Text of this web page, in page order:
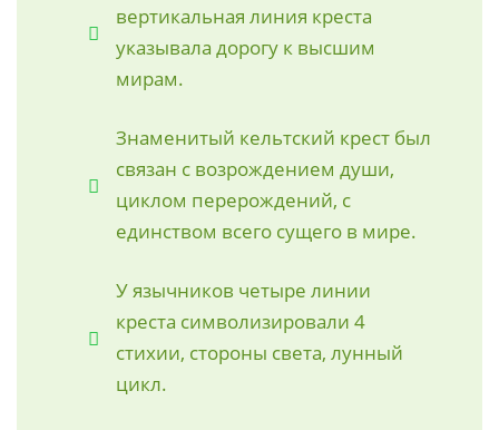
вертикальная линия креста
указывала дорогу к высшим
мирам.
Знаменитый кельтский крест был
связан с возрождением души,
циклом перерождений, с
единством всего сущего в мире.
У язычников четыре линии
креста символизировали 4
стихии, стороны света, лунный
цикл.